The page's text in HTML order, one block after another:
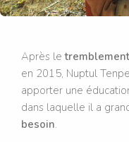
Après le
en 2015, Nuptul
apporter une
dans laquelle il a
besoin.